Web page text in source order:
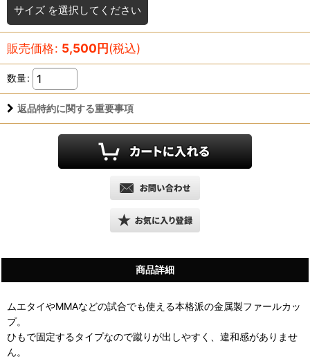
サイズ を選択してください
販売価格: 5,500円(税込)
数量:
返品特約に関する重要事項
商品詳細
ムエタイやMMAなどの試合でも使える本格派の金属製ファールカッ
プ。
ひもで固定するタイプなので蹴りが出しやすく、違和感がありませ
ん。